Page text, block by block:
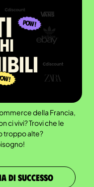
della Francia,
ci vivi? Trovi che le
troppo alte?
DI SUCCESSO